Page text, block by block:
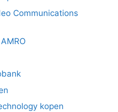
Communications
kopen